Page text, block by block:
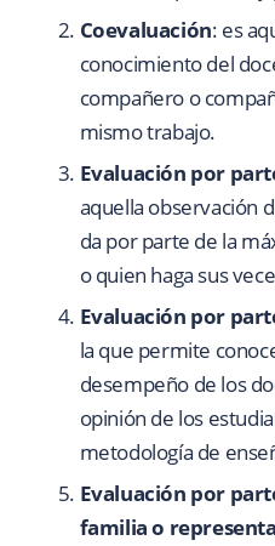
Coevaluación: es
conocimiento del
compañero o
mismo trabajo.
Evaluación por
aquella observación
da por parte de la
o quien haga sus
Evaluación por
la que permite
desempeño de los
opinión de los
metodología de
Evaluación por
familia o